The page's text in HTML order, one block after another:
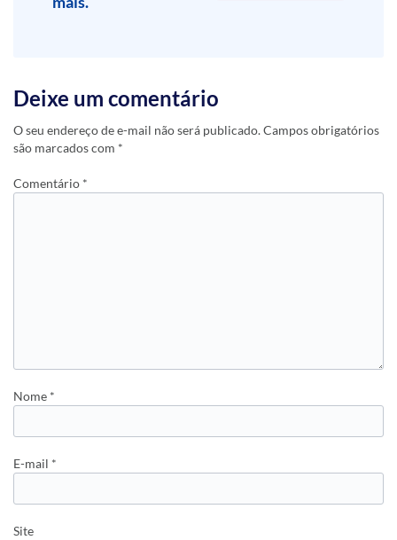
Deixe um comentário
O seu endereço de e-mail não será publicado.Campos obrigatórios
são marcados com *
Comentário *
Nome *
E-mail *
Site